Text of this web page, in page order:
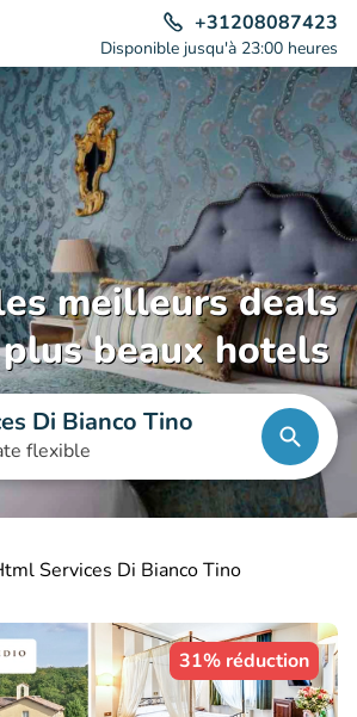
+31208087423
Disponible jusqu'à 23:00 heures
meilleurs deals
beaux hotels
Di Bianco Tino
flexible
Services Di Bianco Tino
31% réduction